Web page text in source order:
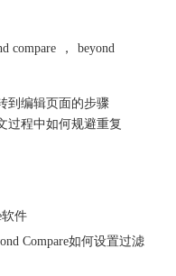
compare ，
beyond
到编辑页面的步骤
过程中如何规避重复
软件
Compare如何设置过滤